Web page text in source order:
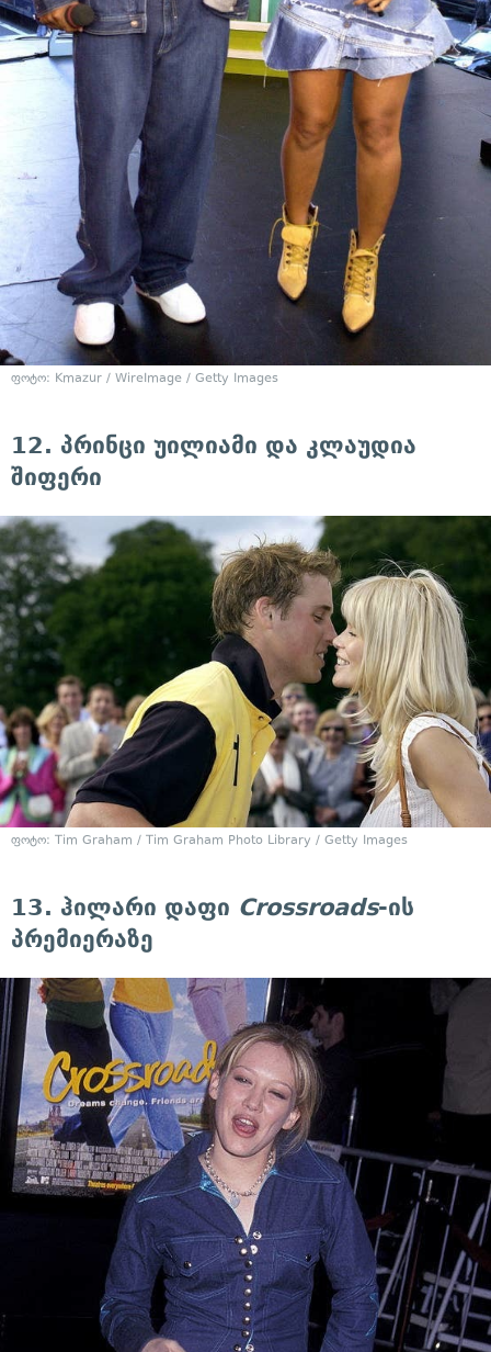
ფოტო: Kmazur / WireImage / Getty Images
12. პრინცი უილიამი და კლაუდია
შიფერი
ფოტო: Tim Graham / Tim Graham Photo Library / Getty Images
13. ჰილარი დაფი Crossroads-ის
პრემიერაზე